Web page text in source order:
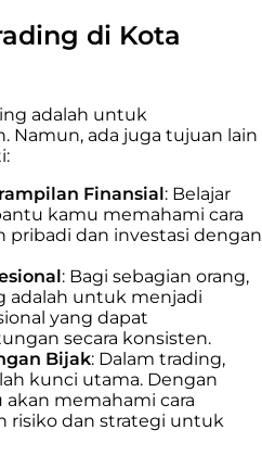
di Kota
adalah untuk
Namun, ada juga tujuan lain
Finansial: Belajar
kamu memahami cara
pribadi dan investasi dengan
: Bagi sebagian orang,
adalah untuk menjadi
yang dapat
secara konsisten.
Bijak: Dalam trading,
kunci utama. Dengan
akan memahami cara
risiko dan strategi untuk